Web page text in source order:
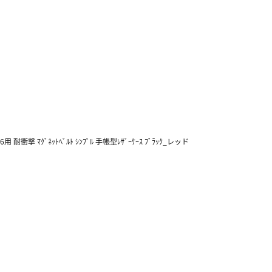
耐衝撃 ﾏｸﾞﾈｯﾄﾍﾞﾙﾄ ｼﾝﾌﾟﾙ 手帳型ﾚｻﾞｰｹｰｽ ﾌﾞﾗｯｸ_レッド